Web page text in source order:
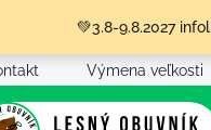
💚3.8-9.8.2027
Výmena veľkosti